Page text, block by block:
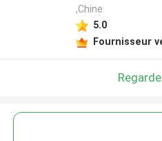
,Chine
5.0
Fournisseur